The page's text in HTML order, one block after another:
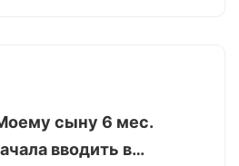
сыну 6 мес.
вводить в…